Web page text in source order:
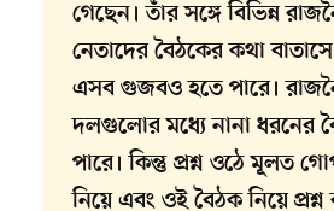
গেছেন। তাঁর সঙ্গে বিভিন্ন
নেতাদের বৈঠকের কথা বাতাসে
এসব গুজবও হতে পারে।
দলগুলোর মধ্যে নানা ধরনের
পারে। কিন্তু প্রশ্ন ওঠে মূলত
নিয়ে এবং ওই বৈঠক নিয়ে